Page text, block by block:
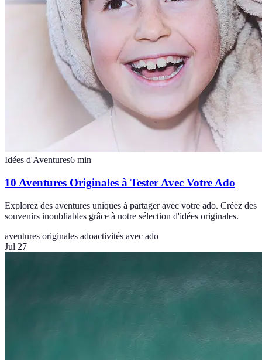
Idées d'Aventures6 min
10 Aventures Originales à Tester Avec Votre Ado
Explorez des aventures uniques à partager avec votre ado. Créez des
souvenirs inoubliables grâce à notre sélection d'idées originales.
aventures originales adoactivités avec ado
Jul 27